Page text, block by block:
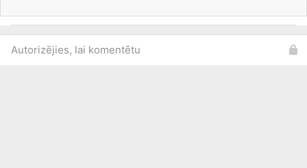
Autorizējies, lai komentētu